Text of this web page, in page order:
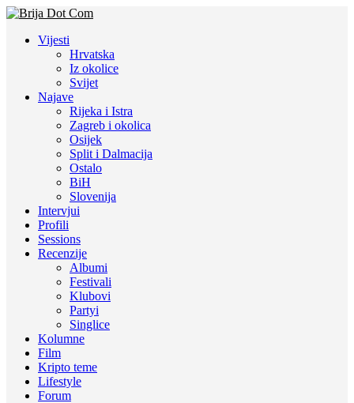
Vijesti
Hrvatska
Iz okolice
Svijet
Najave
Rijeka i Istra
Zagreb i okolica
Osijek
Split i Dalmacija
Ostalo
BiH
Slovenija
Intervjui
Profili
Sessions
Recenzije
Albumi
Festivali
Klubovi
Partyi
Singlice
Kolumne
Film
Kripto teme
Lifestyle
Forum